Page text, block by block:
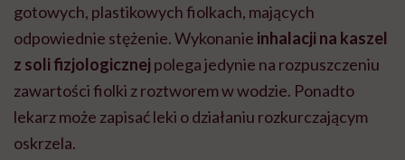
gotowych, plastikowych fiolkach, mających
odpowiednie stężenie. Wykonanie inhalacji na kaszel
z soli fizjologicznej polega jedynie na rozpuszczeniu
zawartości fiolki z roztworem w wodzie. Ponadto
lekarz może zapisać leki o działaniu rozkurczającym
oskrzela.